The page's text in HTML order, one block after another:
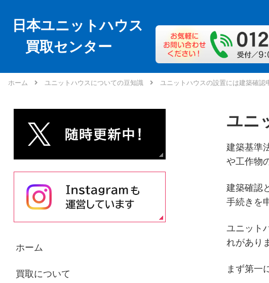
日本ユニットハウス
買取センター
ホーム ユニットハウスについての豆知識 ユニットハウスの設置には建築確認
ユニ
建築基準
や工作物
建築確認
手続きを
ユニット
れがあり
まず第一
ホーム
買取について